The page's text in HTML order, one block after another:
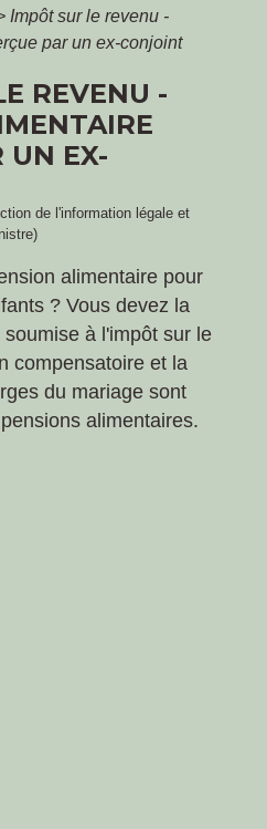
Impôt sur le revenu -
par un ex-conjoint
REVENU -
UN EX-
de l'information légale et
alimentaire pour
? Vous devez la
à l'impôt sur le
compensatoire et la
du mariage sont
alimentaires.